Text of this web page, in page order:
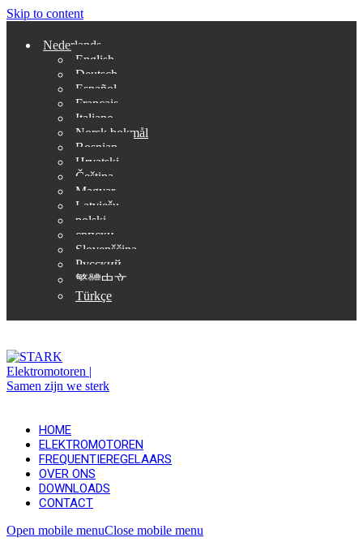
Skip to content
Nederlands
English
Deutsch
Español
Français
Italiano
Norsk bokmål
Bosnian
Hrvatski
Čeština
Magyar
Latviešu
polski
српски
Slovenščina
Русский
繁體中文
Türkçe
HOME
ELEKTROMOTOREN
FREQUENTIEREGELAARS
OVER ONS
DOWNLOADS
CONTACT
Open mobile menuClose mobile menu